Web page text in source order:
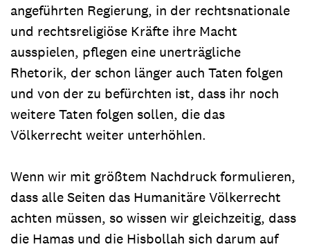
angeführten Regierung, in der rechtsnationale
und rechtsreligiöse Kräfte ihre Macht
ausspielen, pflegen eine unerträgliche
Rhetorik, der schon länger auch Taten folgen
und von der zu befürchten ist, dass ihr noch
weitere Taten folgen sollen, die das
Völkerrecht weiter unterhöhlen.
Wenn wir mit größtem Nachdruck formulieren,
dass alle Seiten das Humanitäre Völkerrecht
achten müssen, so wissen wir gleichzeitig, dass
die Hamas und die Hisbollah sich darum auf